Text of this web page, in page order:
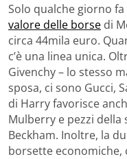
Solo qualche giorno fa
valore delle borse di
circa 44mila euro.
c’è una linea unica.
Givenchy – lo stesso
sposa, ci sono Gucci,
di Harry favorisce
Mulberry e pezzi della
Beckham. Inoltre, la
borsette economiche,